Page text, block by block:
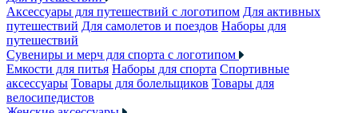
Аксессуары для путешествий с логотипом Для активных
путешествий Для самолетов и поездов Наборы для
путешествий
Сувениры и мерч для спорта с логотипом
Емкости для питья Наборы для спорта Спортивные
аксессуары Товары для болельщиков Товары для
велосипедистов